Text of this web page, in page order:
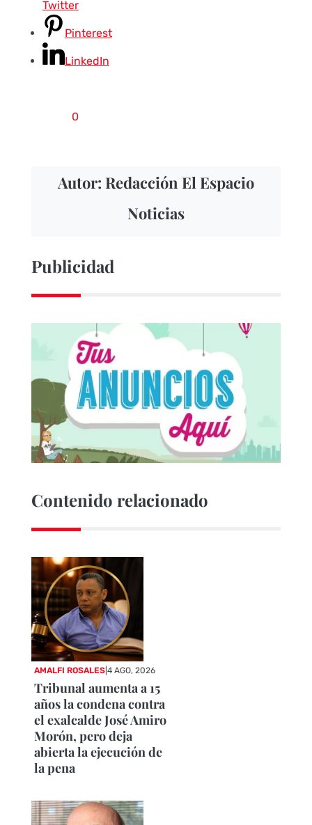
Twitter
Pinterest
LinkedIn
0
Autor: Redacción El Espacio
Noticias
Publicidad
Contenido relacionado
AMALFI ROSALES |4 AGO, 2026
Tribunal aumenta a 15
años la condena contra
el exalcalde José Amiro
Morón, pero deja
abierta la ejecución de
la pena